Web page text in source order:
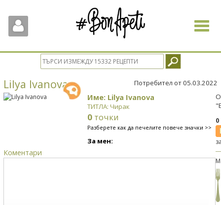
Toggle
Lilya Ivanova Потребител от 05.03.2022
Име: Lilya Ivanova
ТИТЛА: Чирак
0 точки
Разберете как да печелите повече значки >>
За мен:
Коментари